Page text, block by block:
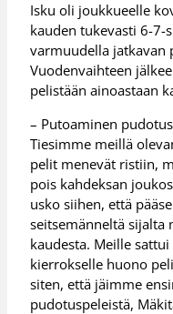
Isku oli joukkueelle
kauden tukevasti 6-7-
varmuudella jatkavan
Vuodenvaihteen
pelistään ainoastaan
– Putoaminen
Tiesimme meillä
pelit menevät ristiin,
pois kahdeksan
usko siihen, että
seitsemänneltä
kaudesta. Meille
kierrokselle huono
siten, että jäimme
pudotuspeleistä,